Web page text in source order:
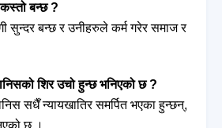
कस्तो बन्छ ?
सुन्दर बन्छ र उनीहरुले कर्म गरेर समाज र
शिर उचो हुन्छ भनिएको छ ?
सधैँ न्यायखातिर समर्पित भएका हुन्छन्,
छ ।